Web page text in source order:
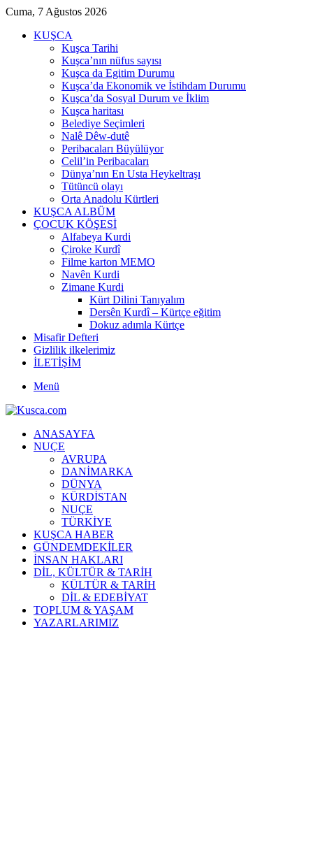
Cuma, 7 Ağustos 2026
KUŞCA
Kuşca Tarihi
Kuşca’nın nüfus sayısı
Kuşca da Egitim Durumu
Kuşca’da Ekonomik ve İstihdam Durumu
Kuşca’da Sosyal Durum ve İklim
Kuşca haritası
Belediye Seçimleri
Nalê Dêw-dutê
Peribacaları Büyülüyor
Celil’in Peribacaları
Dünya’nın En Usta Heykeltraşı
Tütüncü olayı
Orta Anadolu Kürtleri
KUŞCA ALBÜM
ÇOCUK KÖŞESİ
Alfabeya Kurdi
Çiroke Kurdî
Filme karton MEMO
Navên Kurdi
Zimane Kurdi
Kürt Dilini Tanıyalım
Dersên Kurdî – Kürtçe eğitim
Dokuz adımla Kürtçe
Misafir Defteri
Gizlilik ilkelerimiz
İLETİŞİM
Menü
ANASAYFA
NUÇE
AVRUPA
DANİMARKA
DÜNYA
KÜRDİSTAN
NUÇE
TÜRKİYE
KUŞCA HABER
GÜNDEMDEKİLER
İNSAN HAKLARI
DİL, KÜLTÜR & TARİH
KÜLTÜR & TARİH
DİL & EDEBİYAT
TOPLUM & YAŞAM
YAZARLARIMIZ